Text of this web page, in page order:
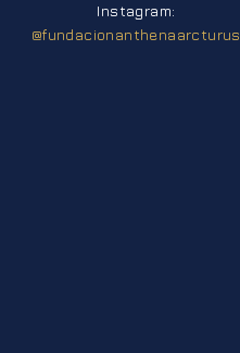
Instagram:
@fundacionanthenaarcturus